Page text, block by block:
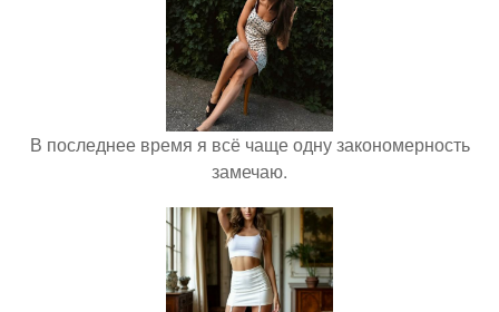
В последнее время я всё чаще одну закономерность
замечаю.